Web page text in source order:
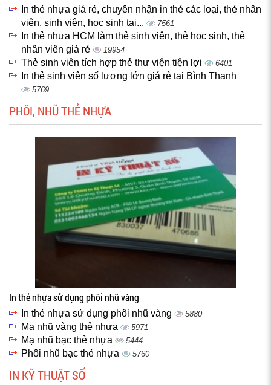
In thẻ nhựa giá rẻ, chuyên nhận in thẻ các loại, thẻ nhân
viên, sinh viên, học sinh tại...
7561
In thẻ nhựa HCM làm thẻ sinh viên, thẻ học sinh, thẻ
nhân viên giá rẻ
19954
Thẻ sinh viên tích hợp thẻ thư viện tiện lợi 6401
In thẻ sinh viên số lượng lớn giá rẻ tại Bình Thạnh
5769
PHÔI, NHŨ THẺ NHỰA
In thẻ nhựa sử dụng phôi nhũ vàng
In thẻ nhựa sử dụng phôi nhũ vàng 5880
Mạ nhũ vàng thẻ nhựa 5971
Mạ nhũ bạc thẻ nhựa 5444
Phôi nhũ bạc thẻ nhựa 5760
IN KỸ THUẬT SỐ